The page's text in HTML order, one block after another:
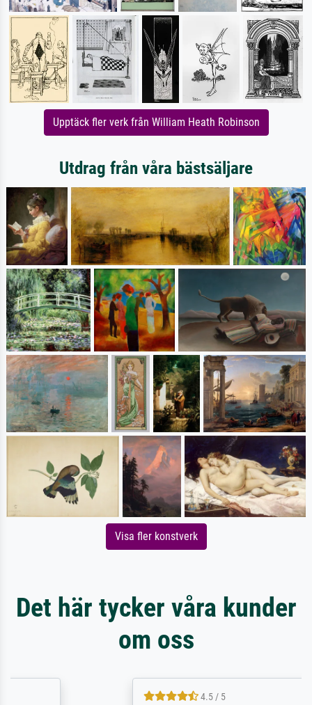
Upptäck fler verk från William Heath Robinson
Utdrag från våra bästsäljare
Visa fler konstverk
Det här tycker våra kunder
om oss